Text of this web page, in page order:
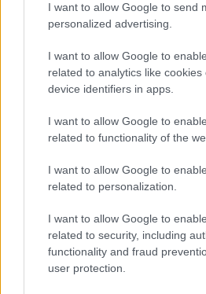
I want to allow Google to send
personalized advertising.
I want to allow Google to
related to analytics like cookies
device identifiers in apps.
I want to allow Google to
related to functionality of the
I want to allow Google to
related to personalization.
I want to allow Google to
related to security, including
functionality and fraud
user protection.
diszkográfiához, melyben
kiadatlan felvételek is
hallgathatja a Thrillert, ahogy